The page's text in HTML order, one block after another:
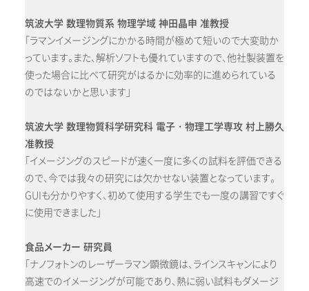
筑波大学 数理物質系 物理学域 神田晶申 准教授
「ラマンイメージングにかかる時間が極めて短いので大変助か
っています。また、解析ソフトも優れていますので、他社製装置を
使った場合に比べて研究がはるかに効率的に進められている
のではないかと思います」
筑波大学 数理物質科学研究科 電子・物理工学専攻 村上勝久
准教授
「イメージングのスピードが速く一度に多くの試料を評価できる
ので、今では我々の研究には欠かせない装置となっています。
GUIも分かりやすく、初めて使用する学生でも一度の講習ですぐ
に使用できました」
食品メーカー 研究員
「ナノフォトンのレーザーラマン顕微鏡は、ラインスキャンにより
高速でのイメージングが可能であり、熱に弱い試料もダメージ